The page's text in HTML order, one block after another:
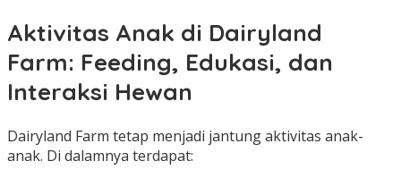
Aktivitas Anak di Dairyland
Farm: Feeding, Edukasi, dan
Interaksi Hewan
Dairyland Farm tetap menjadi jantung aktivitas anak-
anak. Di dalamnya terdapat: